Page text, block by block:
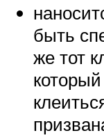
быть
же тот